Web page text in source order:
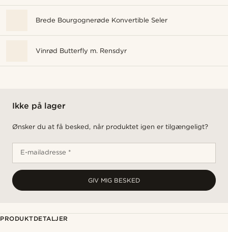
Brede Bourgognerøde Konvertible Seler
Vinrød Butterfly m. Rensdyr
Ikke på lager
Ønsker du at få besked, når produktet igen er tilgængeligt?
E-mailadresse *
GIV MIG BESKED
PRODUKTDETALJER